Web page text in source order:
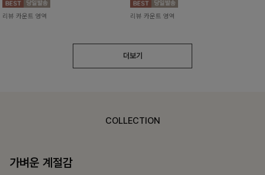
리뷰 카운트 영역 리뷰 카운트 영역
더보기
COLLECTION
가장 쉬운 코디